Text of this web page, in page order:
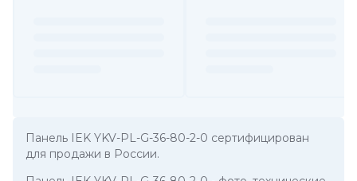
Панель IEK YKV-PL-G-36-80-2-0 сертифицирован
для продажи в России.